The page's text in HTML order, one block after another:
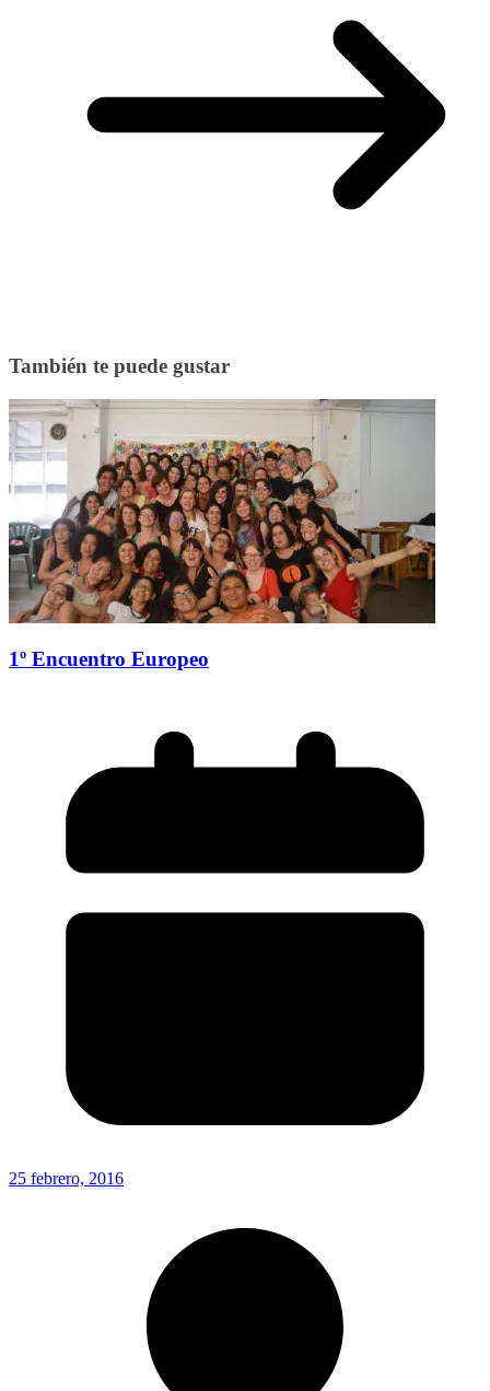
También te puede gustar
1º Encuentro Europeo
25 febrero, 2016